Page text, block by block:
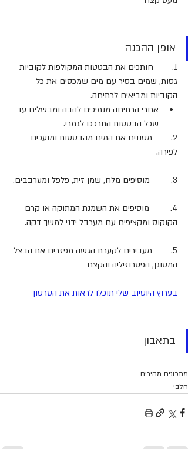
אופן ההכנה
1.        חותכים את הבטטות המקולפות לקוביות
גסות, שמים בסיר עם מים שמכסים את כל
הקוביות ומביאים לרתיחה.
אחרי הרתיחה מנמיכים להבה ומבשלים עד
שכל הבטטות התרככו לגמרי.
2.        מסננים את המים מהבטטות ומועכים
לפירה.
3.         מוסיפים מלח, שמן זית, פלפל ומערבבים.
4.         מוסיפים את השמנת המתוקה או קרם
הקוקוס ומקציפים עם מערבל ידני למשך דקה.
5.        מעבירים לקערת הגשה מפזרים את הבצל
המטוגן, הפטרוזיליה והקצח
בערוץ היוטיוב שלי תוכלו לראות את הסרטון
בתאבון
מתכונים מהירים
חלבי